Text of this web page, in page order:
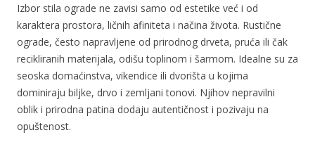
Izbor stila ograde ne zavisi samo od estetike već i od
karaktera prostora, ličnih afiniteta i načina života. Rustične
ograde, često napravljene od prirodnog drveta, pruća ili čak
recikliranih materijala, odišu toplinom i šarmom. Idealne su za
seoska domaćinstva, vikendice ili dvorišta u kojima
dominiraju biljke, drvo i zemljani tonovi. Njihov nepravilni
oblik i prirodna patina dodaju autentičnost i pozivaju na
opuštenost.